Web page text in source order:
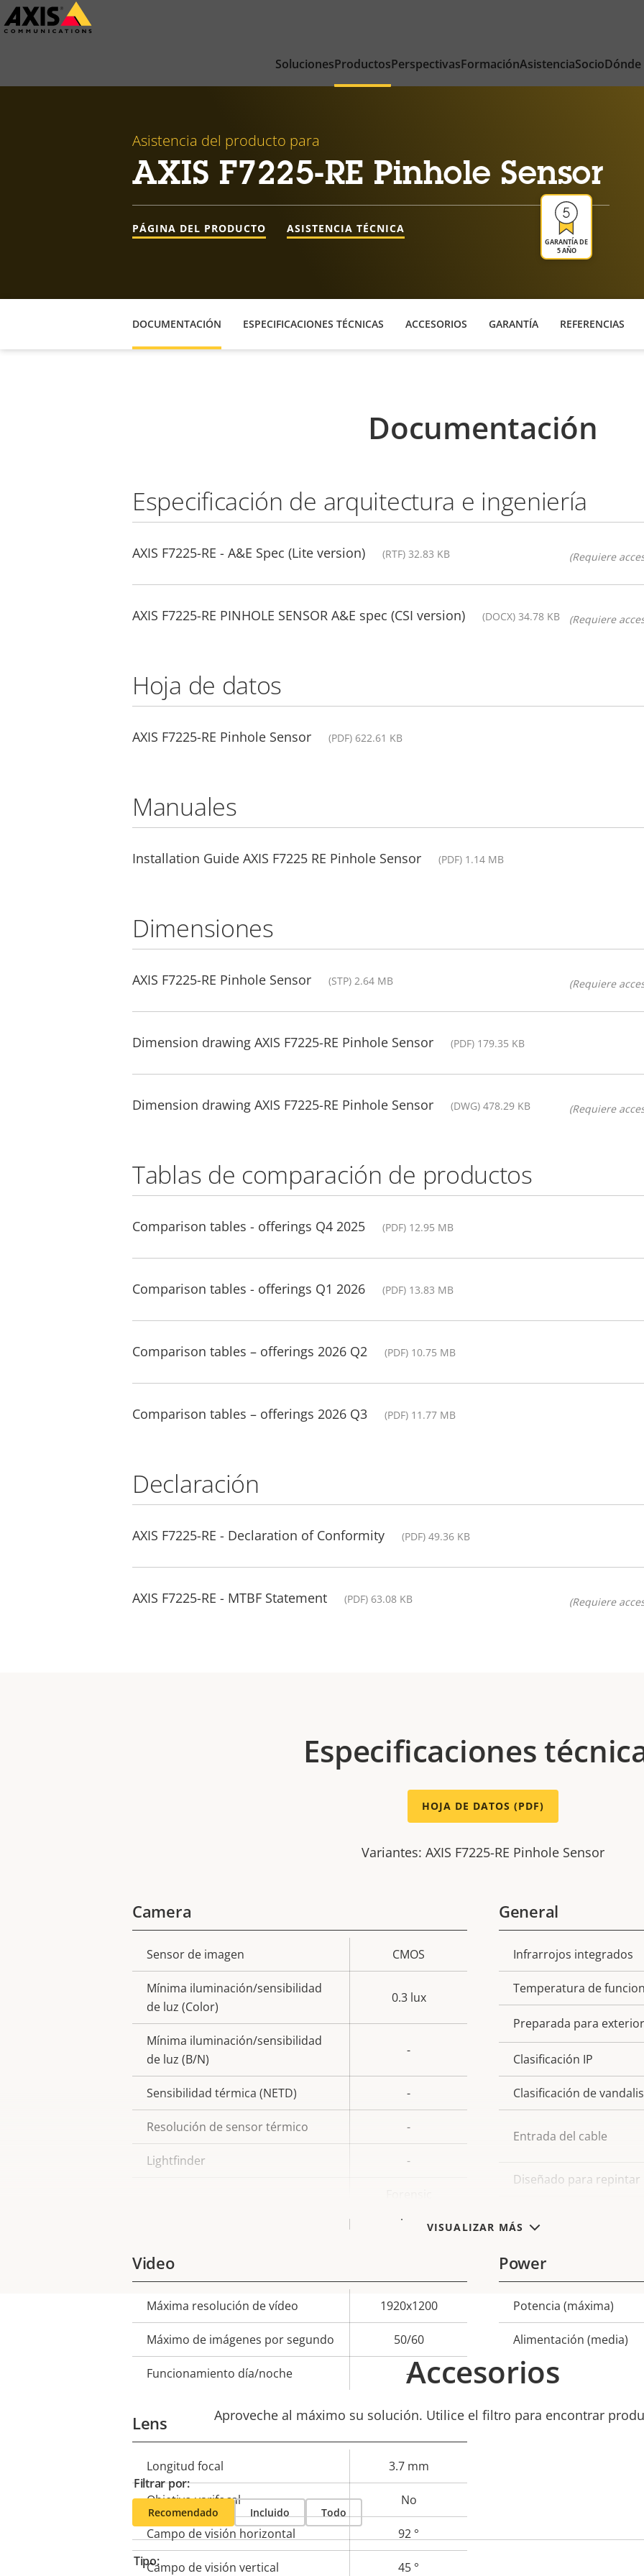
Saltar
al
SolucionesProductosPerspectivasFormaciónAsistenciaSocio
Asistencia del producto para
AXIS F7225-RE Pinhole Sensor
GARANTÍA DE
5 AÑO
PÁGINA DEL PRODUCTO ASISTENCIA TÉCNICA
DOCUMENTACIÓN ESPECIFICACIONES TÉCNICAS ACCESORIOS GARANTÍA REFERENCIAS
Documentación
Especificación de arquitectura e ingeniería
AXIS F7225-RE - A&E Spec (Lite version) (RTF) 32.83 KB (Requiere
AXIS F7225-RE PINHOLE SENSOR A&E spec (CSI version) (DOCX) 34.78 KB (Requiere
Hoja de datos
AXIS F7225-RE Pinhole Sensor (PDF) 622.61 KB
Manuales
Installation Guide AXIS F7225 RE Pinhole Sensor (PDF) 1.14 MB
Dimensiones
AXIS F7225-RE Pinhole Sensor (STP) 2.64 MB (Requiere
Dimension drawing AXIS F7225-RE Pinhole Sensor (PDF) 179.35 KB
Dimension drawing AXIS F7225-RE Pinhole Sensor (DWG) 478.29 KB (Requiere
Tablas de comparación de productos
Comparison tables - offerings Q4 2025 (PDF) 12.95 MB
Comparison tables - offerings Q1 2026 (PDF) 13.83 MB
Comparison tables – offerings 2026 Q2 (PDF) 10.75 MB
Comparison tables – offerings 2026 Q3 (PDF) 11.77 MB
Declaración
AXIS F7225-RE - Declaration of Conformity (PDF) 49.36 KB
AXIS F7225-RE - MTBF Statement (PDF) 63.08 KB (Requiere
VISUALIZAR MÁS
Especificaciones
HOJA DE DATOS (PDF)
Variantes: AXIS F7225-RE Pinhole Sensor
Camera
Descripción
de
propiedad
la
Sensor de imagen CMOS
Mínima iluminación/sensibilidad
de luz (Color)
0.3 lux
Mínima iluminación/sensibilidad
de luz (B/N)
-
Sensibilidad térmica (NETD) -
Resolución de sensor térmico -
Lightfinder -
Video
Descripción
de
propiedad
Valor de
propiedad
Máxima resolución de vídeo 1920x1200
Máximo de imágenes por segundo 50/60
Funcionamiento día/noche –
Lens
Descripción
de
propiedad
propiedad
Longitud focal 3.7 mm
Objetivo varifocal No
Campo de visión horizontal 92 °
Campo de visión vertical 45 °
General
Descripción
de
propiedad
Infrarrojos integrados
Temperatura de
Preparada para exterior
Clasificación IP
Clasificación de
Entrada del cable
Diseñado para repintar
Power
Descripción
de
Potencia (máxima)
Alimentación (media)
Accesorios
Aproveche al máximo su solución. Utilice el filtro para encontrar
Filtrar por:
Recomendado Incluido Todo
Tipo: